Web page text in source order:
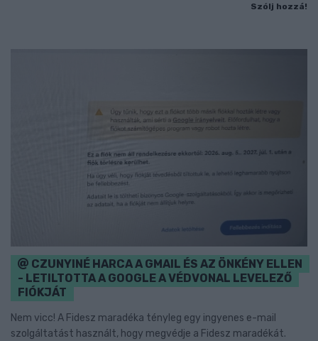
Szólj hozzá!
CZUNYINÉ HARCA A GMAIL ÉS AZ ÖNKÉNY ELLEN
- LETILTOTTA A GOOGLE A VÉDVONAL LEVELEZŐ
FIÓKJÁT
Nem vicc! A Fidesz maradéka tényleg egy ingyenes e-mail
szolgáltatást használt, hogy megvédje a Fidesz maradékát.